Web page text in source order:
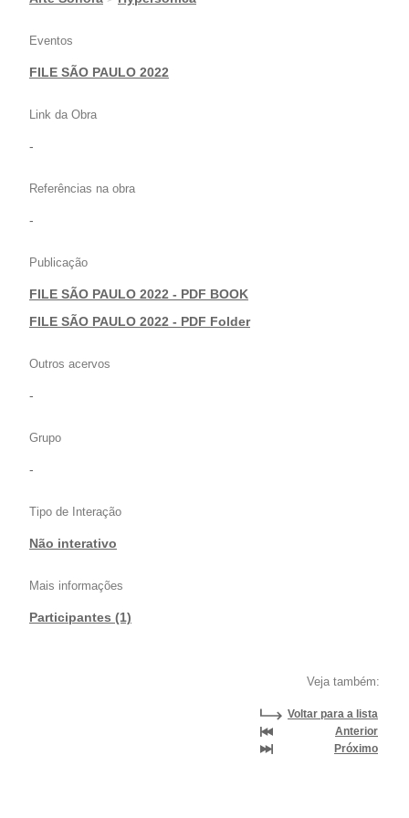
Eventos
FILE SÃO PAULO 2022
Link da Obra
-
Referências na obra
-
Publicação
FILE SÃO PAULO 2022 - PDF BOOK
|FILE SÃO PAULO 2022 - PDF Folder
Outros acervos
-
Grupo
-
Tipo de Interação
Não interativo
Mais informações
Participantes (1)
Veja também:
Voltar para a lista
Anterior
Próximo